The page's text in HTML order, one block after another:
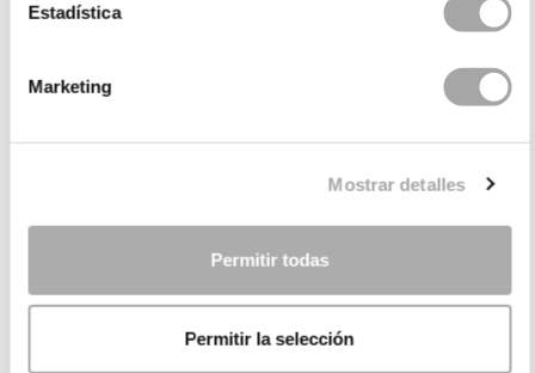
Estadística
Marketing
Mostrar detalles
Permitir todas
Permitir la selección